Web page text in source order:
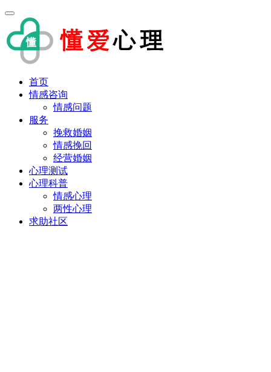
首页
情感咨询
情感问题
服务
挽救婚姻
情感挽回
经营婚姻
心理测试
心理科普
情感心理
两性心理
求助社区